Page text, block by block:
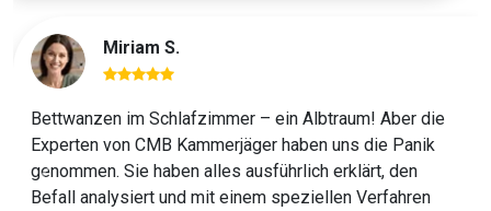
Miriam S.
Bettwanzen im Schlafzimmer – ein Albtraum! Aber die
Experten von CMB Kammerjäger haben uns die Panik
genommen. Sie haben alles ausführlich erklärt, den
Befall analysiert und mit einem speziellen Verfahren
Previous